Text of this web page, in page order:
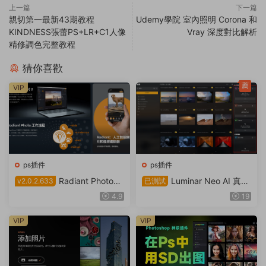
上一篇
親切第一最新43期教程
KINDNESS張蕾PS+LR+C1人像
精修調色完整教程
下一篇
Udemy學院 室內照明 Corona 和
Vray 深度對比解析
猜你喜歡
ps插件
v2.0.2.633
Radiant Photo智
能AI圖片處理插件以漢化
4.9
VIP
ps插件
已測試
Luminar Neo AI 真正
19
薦
VIP VIP